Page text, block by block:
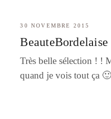
30 NOVEMBRE 2015
BeauteBordelaise
Très belle sélection ! !
quand je vois tout ça 🙂